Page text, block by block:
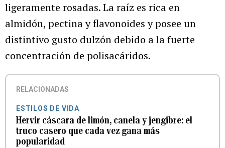
ligeramente rosadas. La raíz es rica en
almidón, pectina y flavonoides y posee un
distintivo gusto dulzón debido a la fuerte
concentración de polisacáridos.
RELACIONADAS
ESTILOS DE VIDA
Hervir cáscara de limón, canela y jengibre: el
truco casero que cada vez gana más
popularidad